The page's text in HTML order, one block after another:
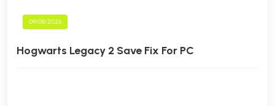
09/08/2026
Hogwarts Legacy 2 Save Fix For PC